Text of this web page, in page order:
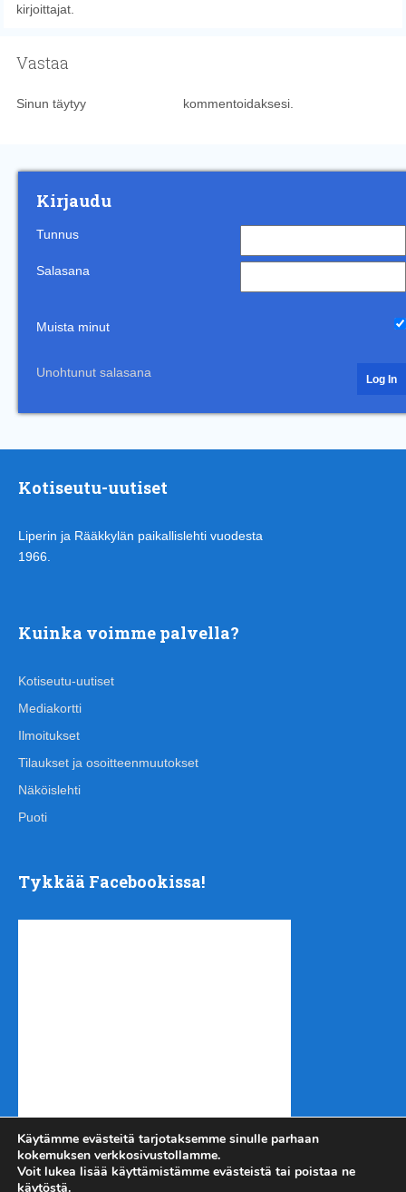
kirjoittajat.
Vastaa
Sinun täytyy kommentoidaksesi.
Kirjaudu
Tunnus
Salasana
Muista minut
Unohtunut salasana
Kotiseutu-uutiset
Liperin ja Rääkkylän paikallislehti vuodesta
1966.
Kuinka voimme palvella?
Kotiseutu-uutiset
Mediakortti
Ilmoitukset
Tilaukset ja osoitteenmuutokset
Näköislehti
Puoti
Tykkää Facebookissa!
Käytämme evästeitä tarjotaksemme sinulle parhaan
kokemuksen verkkosivustollamme.
Voit lukea lisää käyttämistämme evästeistä tai poistaa ne
käytöstä.